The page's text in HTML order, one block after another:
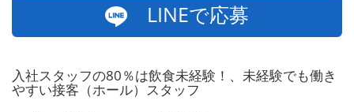
LINEで応募
入社スタッフの80％は飲食未経験！、未経験でも働き
やすい接客（ホール）スタッフ